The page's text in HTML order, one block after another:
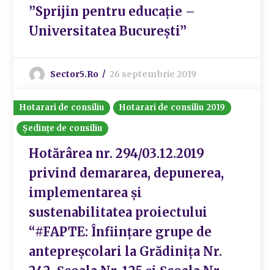
”Sprijin pentru educație –
Universitatea București”
Sector5.ro 26 septembrie 2019
Hotarari de consiliu
Hotarari de consiliu 2019
Ședințe de consiliu
Hotărârea nr. 294/03.12.2019
privind demararea, depunerea,
implementarea și
sustenabilitatea proiectului
“#FAPTE: Înființare grupe de
antepreșcolari la Grădinița Nr.